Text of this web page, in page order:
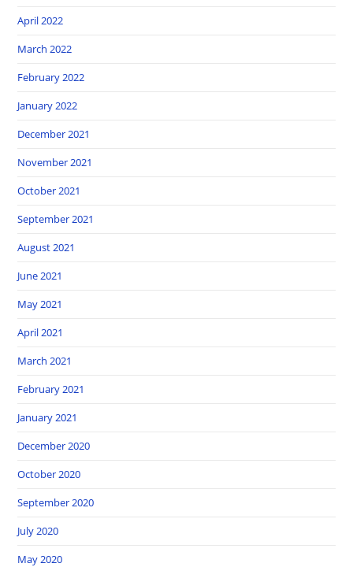
April 2022
March 2022
February 2022
January 2022
December 2021
November 2021
October 2021
September 2021
August 2021
June 2021
May 2021
April 2021
March 2021
February 2021
January 2021
December 2020
October 2020
September 2020
July 2020
May 2020